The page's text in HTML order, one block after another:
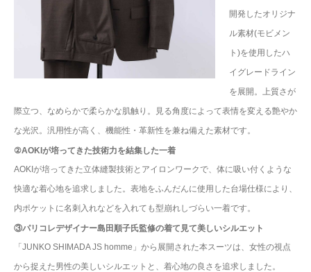
開発したオリジナ
ル素材(モビメン
ト)を使用したハ
イグレードライン
を展開。上質さが
際立つ、なめらかで柔らかな肌触り。見る角度によって表情を変える艶やか
な光沢。汎用性が高く、機能性・革新性を兼ね備えた素材です。
②AOKIが培ってきた技術力を結集した一着
AOKIが培ってきた立体縫製技術とアイロンワークで、体に吸い付くような
快適な着心地を追求しました。表地をふんだんに使用した台場仕様により、
内ポケットに名刺入れなどを入れても型崩れしづらい一着です。
③パリコレデザイナー島田順子氏監修の着て見て美しいシルエット
「JUNKO SHIMADA JS homme」から展開された本スーツは、女性の視点
から捉えた男性の美しいシルエットと、着心地の良さを追求しました。